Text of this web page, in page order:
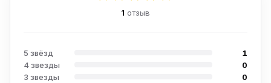
1 отзыв
5 звёзд
1
4 звезды
0
3 звезды
0